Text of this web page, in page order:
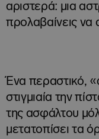
αριστερά: μια
προλαβαίνεις να
Ένα περαστικό,
στιγμιαία την
της ασφάλτου
μετατοπίσει τα